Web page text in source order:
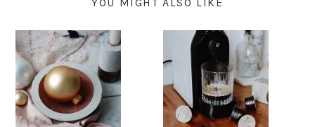
YOU MIGHT ALSO LIKE